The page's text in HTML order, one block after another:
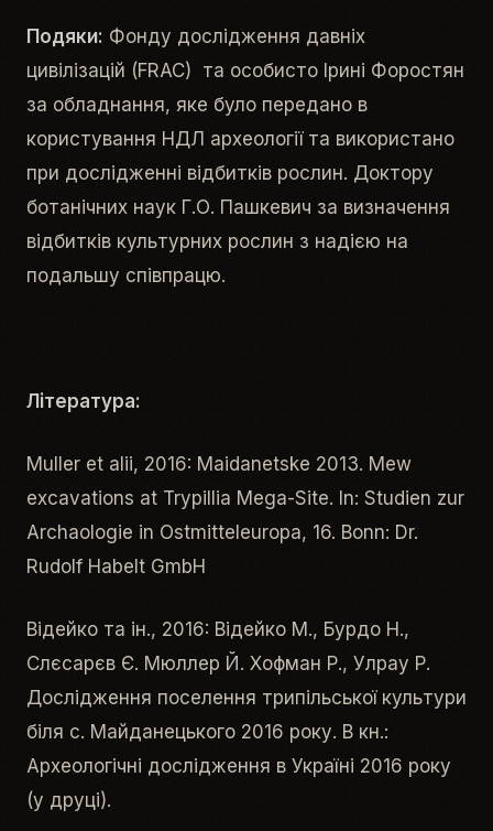
Подяки: Фонду дослідження давніх
цивілізацій (FRAC) та особисто Ірині Форостян
за обладнання, яке було передано в
користування НДЛ археології та використано
при дослідженні відбитків рослин. Доктору
ботанічних наук Г.О. Пашкевич за визначення
відбитків культурних рослин з надією на
подальшу співпрацю.
Література:
Muller et alii, 2016: Maidanetske 2013. Mew
excavations at Trypillia Mega-Site. In: Studien zur
Archaologie in Ostmitteleuropa, 16. Bonn: Dr.
Rudolf Habelt GmbH
Відейко та ін., 2016: Відейко М., Бурдо Н.,
Слєсарєв Є. Мюллер Й. Хофман Р., Улрау Р.
Дослідження поселення трипільської культури
біля с. Майданецького 2016 року. В кн.:
Археологічні дослідження в Україні 2016 року
(у друці).